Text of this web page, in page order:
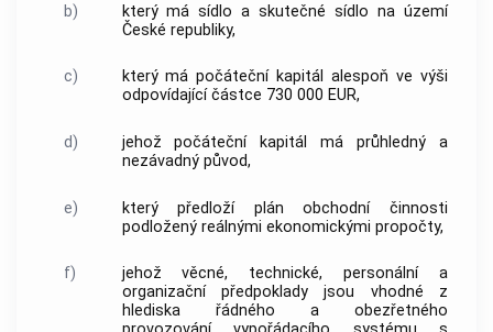
b)
který má sídlo a skutečné sídlo na území
České republiky,
c)
který má počáteční kapitál alespoň ve výši
odpovídající částce 730 000 EUR,
d)
jehož počáteční kapitál má průhledný a
nezávadný původ,
e)
který předloží plán obchodní činnosti
podložený reálnými ekonomickými propočty,
f)
jehož věcné, technické, personální a
organizační předpoklady jsou vhodné z
hlediska řádného a obezřetného